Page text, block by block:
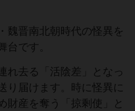
魏晋南北朝時代の怪異を
台です。
れ去る「活陰差」となっ
り届けます。時に怪異に
財産を奪う「掠剩使」と